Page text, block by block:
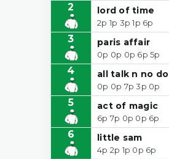
2 lord of time
2p 1p 3p 1p 6p
3 paris affair
0p 0p 0p 6p 5p
4 all talk n no do
0p 0p 7p 3p 0p
5 act of magic
6p 7p 0p 0p 6p
6 little sam
4p 2p 1p 0p 6p